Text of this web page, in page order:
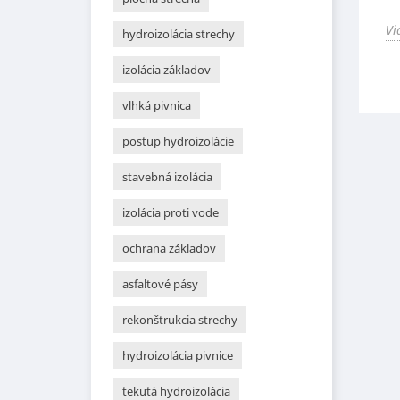
hydroizolácia strechy
izolácia základov
vlhká pivnica
postup hydroizolácie
stavebná izolácia
izolácia proti vode
ochrana základov
asfaltové pásy
rekonštrukcia strechy
hydroizolácia pivnice
tekutá hydroizolácia